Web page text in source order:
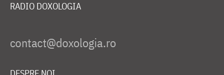
RADIO DOXOLOGIA